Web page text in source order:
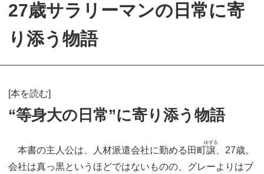
27歳サラリーマンの日常に寄
り添う物語
[本を読む]
“等身大の日常”に寄り添う物語
本書の主人公は、人材派遣会社に勤める田町譲
ゆずる
、27歳。
会社は真っ黒というほどではないものの、グレーよりはブ